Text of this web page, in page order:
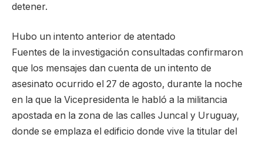
detener.
Hubo un intento anterior de atentado
Fuentes de la investigación consultadas confirmaron
que los mensajes dan cuenta de un intento de
asesinato ocurrido el 27 de agosto, durante la noche
en la que la Vicepresidenta le habló a la militancia
apostada en la zona de las calles Juncal y Uruguay,
donde se emplaza el edificio donde vive la titular del